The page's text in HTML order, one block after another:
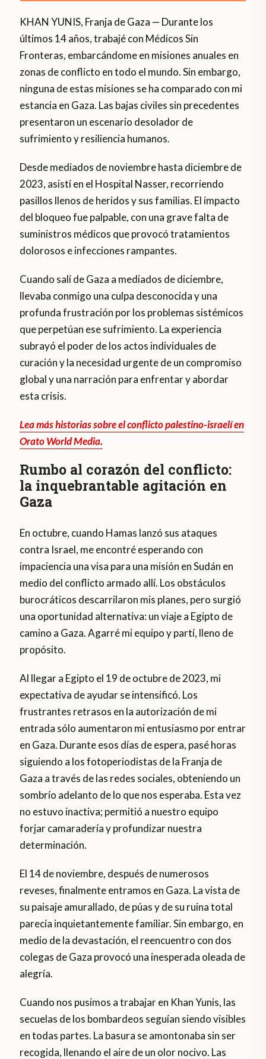
KHAN YUNIS, Franja de Gaza — Durante los
últimos 14 años, trabajé con Médicos Sin
Fronteras, embarcándome en misiones anuales en
zonas de conflicto en todo el mundo. Sin embargo,
ninguna de estas misiones se ha comparado con mi
estancia en Gaza. Las bajas civiles sin precedentes
presentaron un escenario desolador de
sufrimiento y resiliencia humanos.
Desde mediados de noviembre hasta diciembre de
2023, asistí en el Hospital Nasser, recorriendo
pasillos llenos de heridos y sus familias. El impacto
del bloqueo fue palpable, con una grave falta de
suministros médicos que provocó tratamientos
dolorosos e infecciones rampantes.
Cuando salí de Gaza a mediados de diciembre,
llevaba conmigo una culpa desconocida y una
profunda frustración por los problemas sistémicos
que perpetúan ese sufrimiento. La experiencia
subrayó el poder de los actos individuales de
curación y la necesidad urgente de un compromiso
global y una narración para enfrentar y abordar
esta crisis.
Lea más historias sobre el conflicto palestino-israelí en
Orato World Media.
Rumbo al corazón del conflicto:
la inquebrantable agitación en
Gaza
En octubre, cuando Hamas lanzó sus ataques
contra Israel, me encontré esperando con
impaciencia una visa para una misión en Sudán en
medio del conflicto armado allí. Los obstáculos
burocráticos descarrilaron mis planes, pero surgió
una oportunidad alternativa: un viaje a Egipto de
camino a Gaza. Agarré mi equipo y partí, lleno de
propósito.
Al llegar a Egipto el 19 de octubre de 2023, mi
expectativa de ayudar se intensificó. Los
frustrantes retrasos en la autorización de mi
entrada sólo aumentaron mi entusiasmo por entrar
en Gaza. Durante esos días de espera, pasé horas
siguiendo a los fotoperiodistas de la Franja de
Gaza a través de las redes sociales, obteniendo un
sombrío adelanto de lo que nos esperaba. Esta vez
no estuvo inactiva; permitió a nuestro equipo
forjar camaradería y profundizar nuestra
determinación.
El 14 de noviembre, después de numerosos
reveses, finalmente entramos en Gaza. La vista de
su paisaje amurallado, de púas y de su ruina total
parecía inquietantemente familiar. Sin embargo, en
medio de la devastación, el reencuentro con dos
colegas de Gaza provocó una inesperada oleada de
alegría.
Cuando nos pusimos a trabajar en Khan Yunis, las
secuelas de los bombardeos seguían siendo visibles
en todas partes. La basura se amontonaba sin ser
recogida, llenando el aire de un olor nocivo. Las